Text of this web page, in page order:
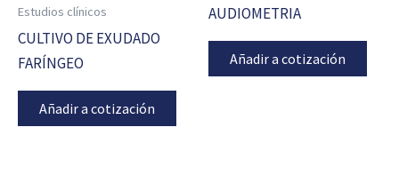
Estudios clínicos
CULTIVO DE EXUDADO
FARÍNGEO
Añadir a cotización
AUDIOMETRIA
Añadir a cotización